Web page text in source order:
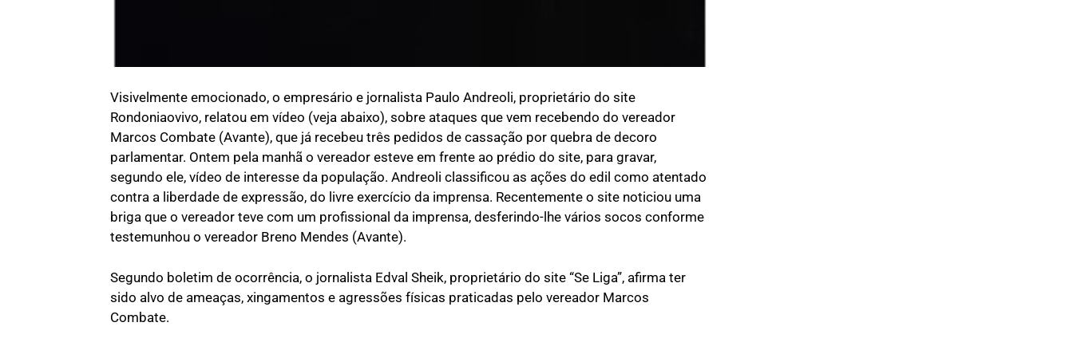
Visivelmente emocionado, o empresário e jornalista Paulo Andreoli, proprietário do site
Rondoniaovivo, relatou em vídeo (veja abaixo), sobre ataques que vem recebendo do vereador
Marcos Combate (Avante), que já recebeu três pedidos de cassação por quebra de decoro
parlamentar. Ontem pela manhã o vereador esteve em frente ao prédio do site, para gravar,
segundo ele, vídeo de interesse da população. Andreoli classificou as ações do edil como atentado
contra a liberdade de expressão, do livre exercício da imprensa. Recentemente o site noticiou uma
briga que o vereador teve com um profissional da imprensa, desferindo-lhe vários socos conforme
testemunhou o vereador Breno Mendes (Avante).
Segundo boletim de ocorrência, o jornalista Edval Sheik, proprietário do site “Se Liga”, afirma ter
sido alvo de ameaças, xingamentos e agressões físicas praticadas pelo vereador Marcos
Combate.